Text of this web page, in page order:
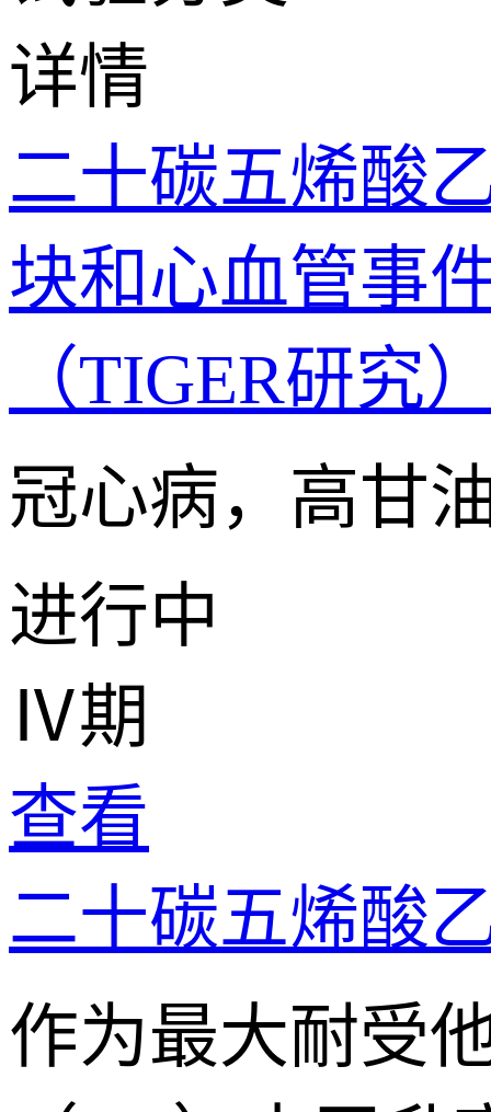
详情
二十碳五烯酸
块和心血管事
（TIGER研究
冠心病，高甘
进行中
Ⅳ期
查看
二十碳五烯酸
作为最大耐受